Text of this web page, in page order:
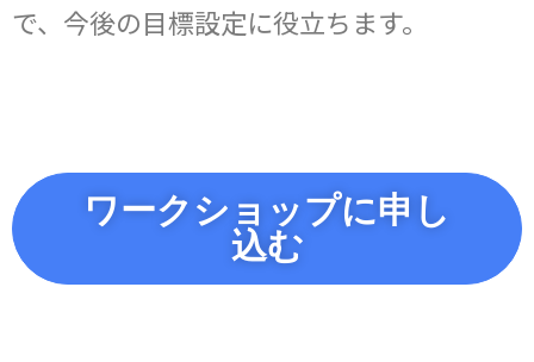
で、 今後の目標設定に役立ちます。
ワークショップに申し
込む